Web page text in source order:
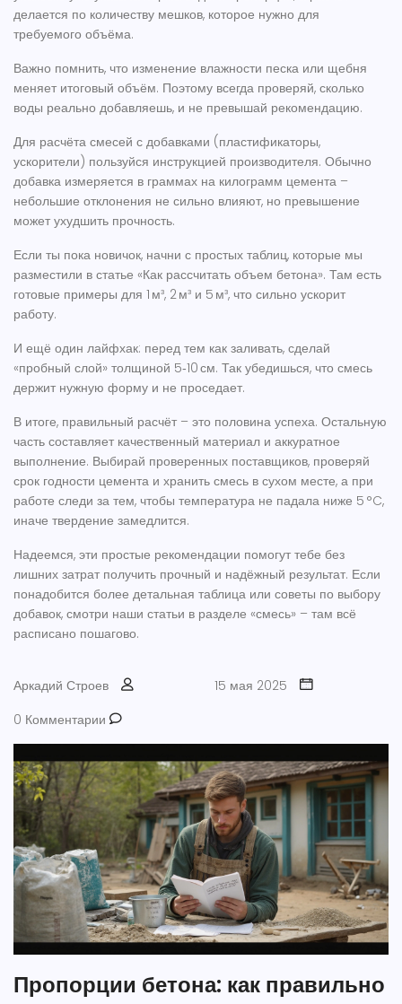
делается по количеству мешков, которое нужно для
требуемого объёма.
Важно помнить, что изменение влажности песка или щебня
меняет итоговый объём. Поэтому всегда проверяй, сколько
воды реально добавляешь, и не превышай рекомендацию.
Для расчёта смесей с добавками (пластификаторы,
ускорители) пользуйся инструкцией производителя. Обычно
добавка измеряется в граммах на килограмм цемента –
небольшие отклонения не сильно влияют, но превышение
может ухудшить прочность.
Если ты пока новичок, начни с простых таблиц, которые мы
разместили в статье «Как рассчитать объем бетона». Там есть
готовые примеры для 1 м³, 2 м³ и 5 м³, что сильно ускорит
работу.
И ещё один лайфхак: перед тем как заливать, сделай
«пробный слой» толщиной 5‑10 см. Так убедишься, что смесь
держит нужную форму и не проседает.
В итоге, правильный расчёт – это половина успеха. Остальную
часть составляет качественный материал и аккуратное
выполнение. Выбирай проверенных поставщиков, проверяй
срок годности цемента и хранить смесь в сухом месте, а при
работе следи за тем, чтобы температура не падала ниже 5 °C,
иначе твердение замедлится.
Надеемся, эти простые рекомендации помогут тебе без
лишних затрат получить прочный и надёжный результат. Если
понадобится более детальная таблица или советы по выбору
добавок, смотри наши статьи в разделе «смесь» – там всё
расписано пошагово.
Аркадий Строев
15 мая 2025
0 Комментарии
Пропорции бетона: как правильно